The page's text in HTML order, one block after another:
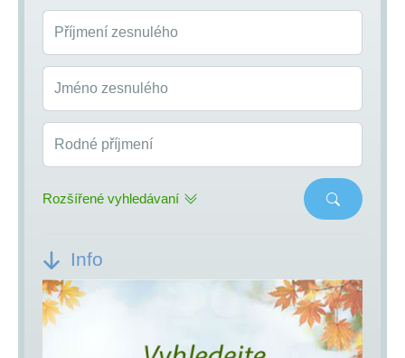
Příjmení zesnulého
Jméno zesnulého
Rodné příjmení
Rozšířené vyhledávaní
Info